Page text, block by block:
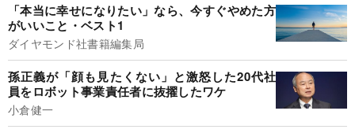
「本当に幸せになりたい」なら、今すぐやめた方
がいいこと・ベスト1
ダイヤモンド社書籍編集局
孫正義が「顔も見たくない」と激怒した20代社
員をロボット事業責任者に抜擢したワケ
小倉健一